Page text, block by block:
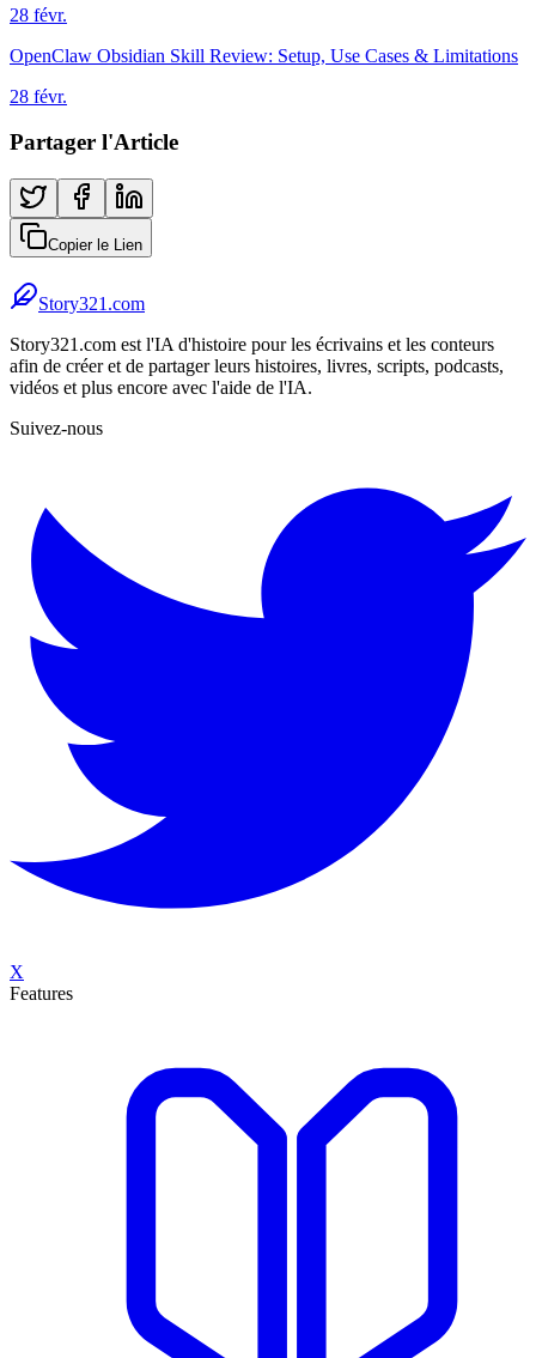
28 févr.
OpenClaw Obsidian Skill Review: Setup, Use Cases & Limitations
28 févr.
Partager l'Article
Copier le Lien
Story321.com
Story321.com est l'IA d'histoire pour les écrivains et les conteurs
afin de créer et de partager leurs histoires, livres, scripts, podcasts,
vidéos et plus encore avec l'aide de l'IA.
Suivez-nous
X
Features